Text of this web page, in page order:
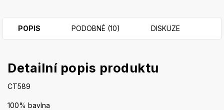
POPIS PODOBNÉ (10) DISKUZE
Detailní popis produktu
CT589
100% bavlna